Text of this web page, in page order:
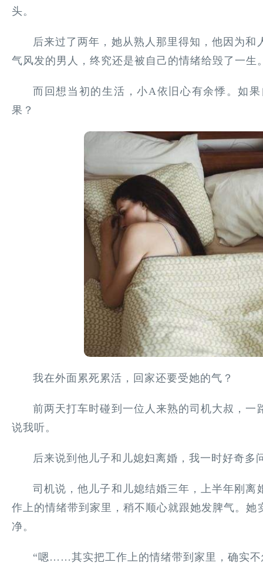
头。
后来过了两年，她从熟人那里得知，他因为
气风发的男人，终究还是被自己的情绪给毁了一生
而回想当初的生活，小A依旧心有余悸。如
果？
我在外面累死累活，回家还要受她的气？
前两天打车时碰到一位人来熟的司机大叔，
说我听。
后来说到他儿子和儿媳妇离婚，我一时好奇多
司机说，他儿子和儿媳结婚三年，上半年刚
作上的情绪带到家里，稍不顺心就跟她发脾气。
净。
“嗯……其实把工作上的情绪带到家里，确实不